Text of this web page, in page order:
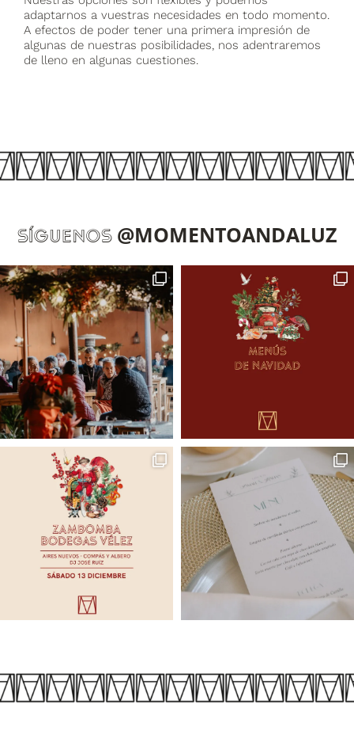
adaptarnos a vuestras necesidades en todo momento.
A efectos de poder tener una primera impresión de
algunas de nuestras posibilidades, nos adentraremos
de lleno en algunas cuestiones.
SÍGUENOS @MOMENTOANDALUZ